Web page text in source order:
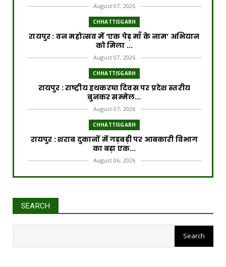
August 07, 2026
CHHATTISGARH
रायपुर : वन महोत्सव में ‘एक पेड़ माँ के नाम’ अभियान
को मिला ...
August 07, 2026
CHHATTISGARH
रायपुर : राष्ट्रीय हथकरघा दिवस पर प्रदेश स्तरीय
बुनकर सम्मेल...
August 07, 2026
CHHATTISGARH
रायपुर : शराब दुकानों में गड़बड़ी पर आबकारी विभाग
का बड़ा एक...
August 06, 2026
CHHATTISGARH
August 06, 2026
SEARCH